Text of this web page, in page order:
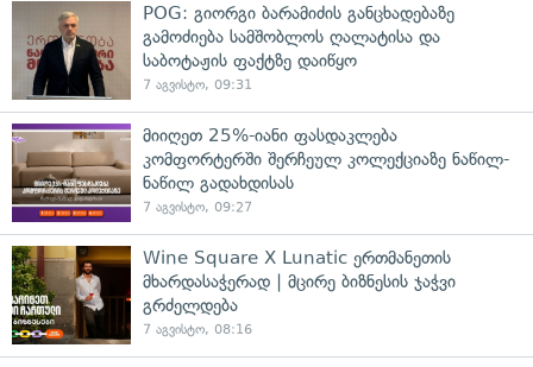
POG: გიორგი ბარამიძის განცხადებაზე
გამოძიება სამშობლოს ღალატისა და
საბოტაჟის ფაქტზე დაიწყო
7 აგვისტო, 09:31
მიიღეთ 25%-იანი ფასდაკლება
კომფორტერში შერჩეულ კოლექციაზე ნაწილ-
ნაწილ გადახდისას
7 აგვისტო, 09:27
Wine Square X Lunatic ერთმანეთის
მხარდასაჭერად | მცირე ბიზნესის ჯაჭვი
გრძელდება
7 აგვისტო, 08:16